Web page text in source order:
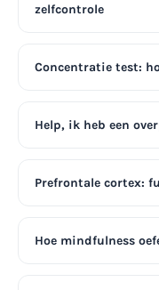
zelfcontrole
Concentratie test:
Help, ik heb een
Prefrontale cortex:
Hoe mindfulness